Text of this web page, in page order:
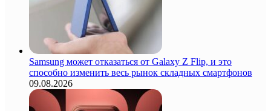
Samsung может отказаться от Galaxy Z Flip, и это
способно изменить весь рынок складных смартфонов
09.08.2026